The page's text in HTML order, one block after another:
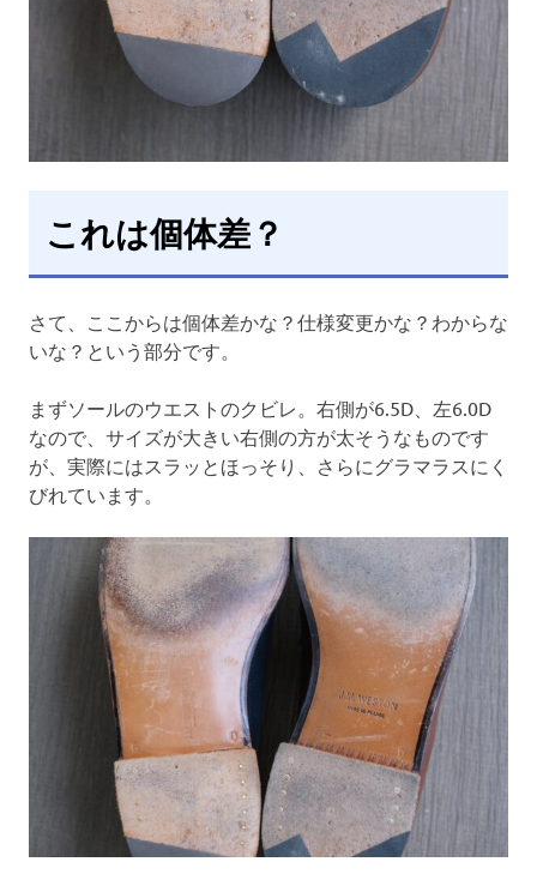
これは個体差？
さて、ここからは個体差かな？仕様変更かな？わからな
いな？という部分です。
まずソールのウエストのクビレ。右側が6.5D、左6.0D
なので、サイズが大きい右側の方が太そうなものです
が、実際にはスラッとほっそり、さらにグラマラスにく
びれています。